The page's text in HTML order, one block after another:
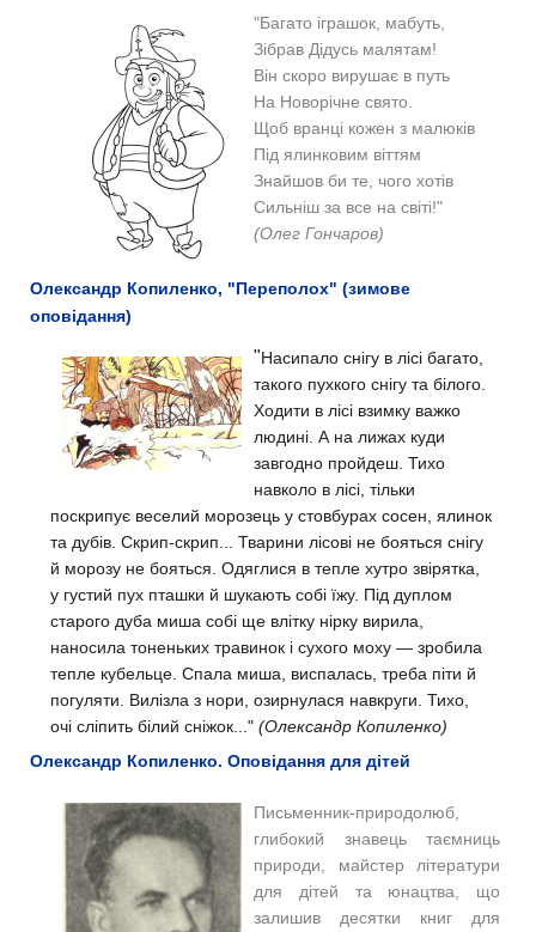
"Багато іграшок, мабуть,
Зібрав Дідусь малятам!
Він скоро вирушає в путь
На Новорічне свято.
Щоб вранці кожен з малюків
Під ялинковим віттям
Знайшов би те, чого хотів
Сильніш за все на світі!"
(Олег Гончаров)
Олександр Копиленко, "Переполох" (зимове
оповідання)
"Насипало снігу в лісі багато,
такого пухкого снігу та білого.
Ходити в лісі взимку важко
людині. А на лижах куди
завгодно пройдеш. Тихо
навколо в лісі, тільки
поскрипує веселий морозець у стовбурах сосен, ялинок
та дубів. Скрип-скрип... Тварини лісові не бояться снігу
й морозу не бояться. Одяглися в тепле хутро звірятка,
у густий пух пташки й шукають собі їжу. Під дуплом
старого дуба миша собі ще влітку нірку вирила,
наносила тоненьких травинок і сухого моху — зробила
тепле кубельце. Спала миша, виспалась, треба піти й
погуляти. Вилізла з нори, озирнулася навкруги. Тихо,
очі сліпить білий сніжок..." (Олександр Копиленко)
Олександр Копиленко. Оповідання для дітей
Письменник-природолюб,
глибокий знавець таємниць
природи, майстер літератури
для дітей та юнацтва, що
залишив десятки книг для